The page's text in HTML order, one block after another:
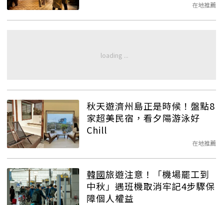
在地推薦
秋天遊濟州島正是時候！盤點8
家超美民宿，看夕陽游泳好
Chill
在地推薦
韓國旅遊注意！「機場罷工到
中秋」遇班機取消牢記4步驟保
障個人權益